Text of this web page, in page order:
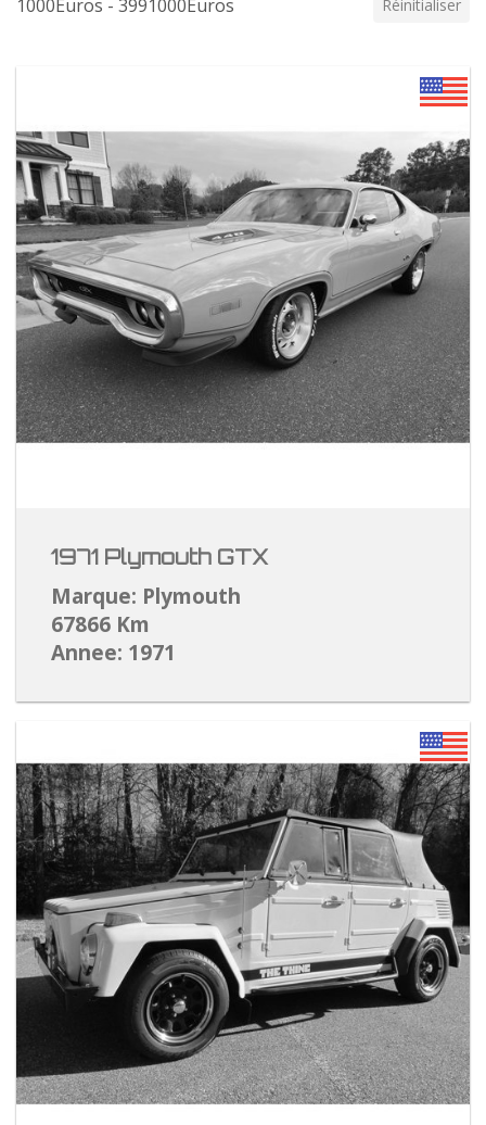
1000Euros - 3991000Euros Réinitialiser
1971 Plymouth GTX
Marque: Plymouth
67866 Km
Annee: 1971